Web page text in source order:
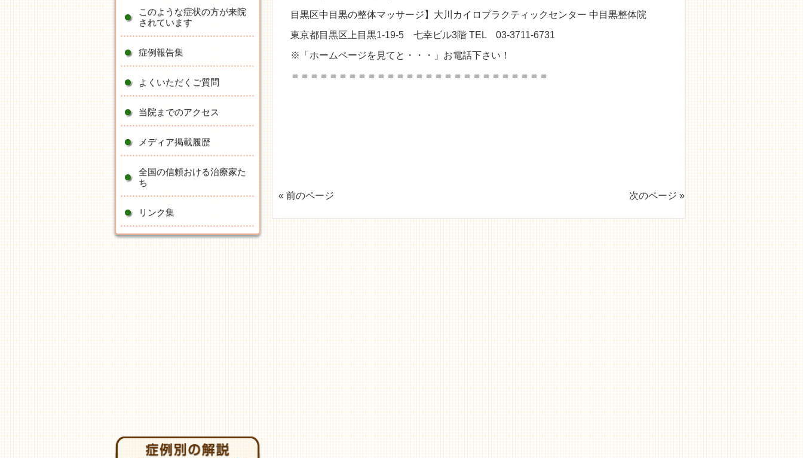
目黒区中目黒の整体マッサージ】大川カイロプラクティックセンター 中目黒整体院
東京都目黒区上目黒1-19-5 七幸ビル3階 TEL 03-3711-6731
※「ホームページを見てと・・・」お電話下さい！
＝＝＝＝＝＝＝＝＝＝＝＝＝＝＝＝＝＝＝＝＝＝＝＝＝＝＝
« 前のページ 次のページ »
このような症状の方が来院
されています
症例報告集
よくいただくご質問
当院までのアクセス
メディア掲載履歴
全国の信頼おける治療家た
ち
リンク集